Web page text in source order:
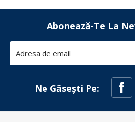
Abonează-Te La
Ne Găsești Pe: